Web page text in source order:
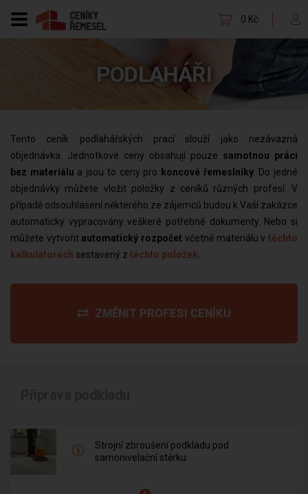
0 Kč
PODLAHÁŘI
Tento ceník podlahářských prací slouží jako nezávazná
objednávka. Jednotkové ceny obsahují pouze samotnou práci
bez materiálu a jsou to ceny pro koncové řemeslníky. Do jedné
objednávky můžete vložit položky z ceníků různých profesí. V
případě odsouhlasení některého ze zájemců budou k Vaší zakázce
automaticky vypracovány veškeré potřebné dokumenty. Nebo si
můžete vytvořit automatický rozpočet včetně materiálu vtěchto
kalkulátorech sestavený z těchto položek
ZMĚNIT PROFESI CENÍKU
Strojní zbroušení podkladu pod
samonivelační stěrku